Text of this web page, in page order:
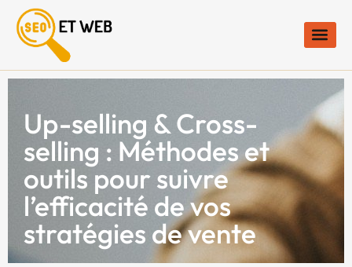
Up-selling & Cross-
selling : Méthodes et
outils pour suivre
l’efficacité de vos
stratégies de vente